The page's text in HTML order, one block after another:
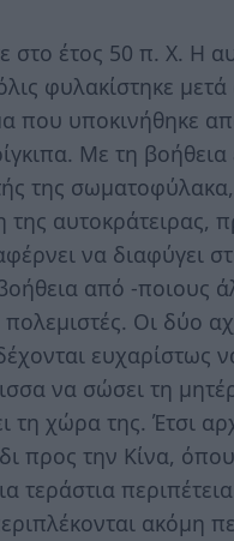
στο έτος 50 π. Χ. Η
φυλακίστηκε
που υποκινήθηκε
Με τη
της
αυτοκράτειρας,
να διαφύγει
από -ποιους
Οι δύο
ευχαρίστως
να σώσει τη
τη χώρα της. Έτσι
προς την Κίνα,
τεράστια
ακόμη